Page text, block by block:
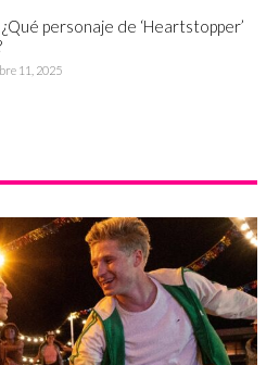
personaje de ‘Heartstopper’
11, 2025